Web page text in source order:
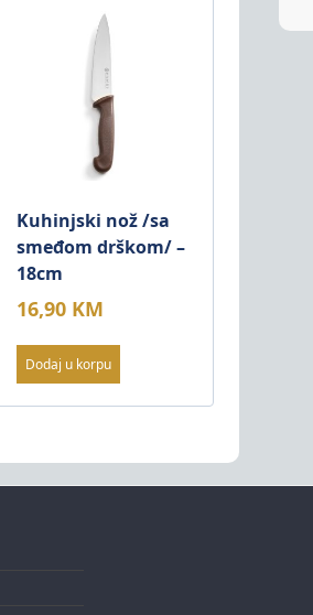
Kuhinjski nož /sa
smeđom drškom/ –
18cm
16,90 KM
Dodaj u korpu